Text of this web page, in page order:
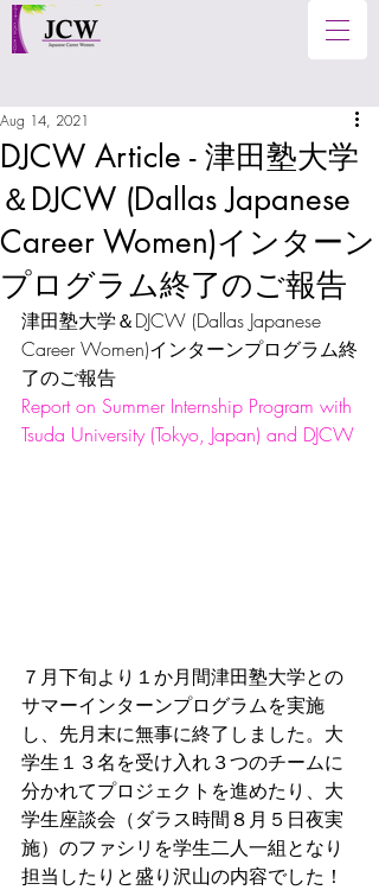
DJCW Article - 津田塾大学
＆DJCW (Dallas Japanese
Career Women)インターン
プログラム終了のご報告
Aug 14, 2021
津田塾大学＆DJCW (Dallas Japanese
Career Women)インターンプログラム終
了のご報告
Report on Summer Internship Program with
Tsuda University (Tokyo, Japan) and DJCW
７月下旬より１か月間津田塾大学との
サマーインターンプログラムを実施
し、先月末に無事に終了しました。大
学生１３名を受け入れ３つのチームに
分かれてプロジェクトを進めたり、大
学生座談会（ダラス時間８月５日夜実
施）のファシリを学生二人一組となり
担当したりと盛り沢山の内容でした！